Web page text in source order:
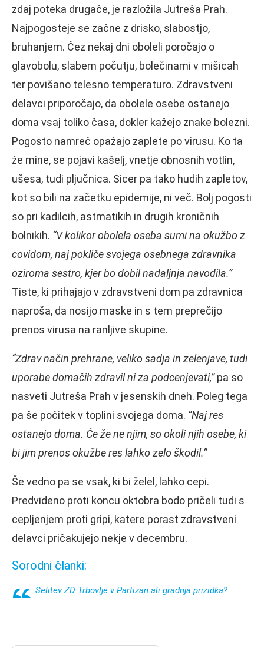
zdaj poteka drugače, je razložila Jutreša Prah.
Najpogosteje se začne z drisko, slabostjo,
bruhanjem. Čez nekaj dni oboleli poročajo o
glavobolu, slabem počutju, bolečinami v mišicah
ter povišano telesno temperaturo. Zdravstveni
delavci priporočajo, da obolele osebe ostanejo
doma vsaj toliko časa, dokler kažejo znake bolezni.
Pogosto namreč opažajo zaplete po virusu. Ko ta
že mine, se pojavi kašelj, vnetje obnosnih votlin,
ušesa, tudi pljučnica. Sicer pa tako hudih zapletov,
kot so bili na začetku epidemije, ni več. Bolj pogosti
so pri kadilcih, astmatikih in drugih kroničnih
bolnikih. “V kolikor obolela oseba sumi na okužbo z
covidom, naj pokliče svojega osebnega zdravnika
oziroma sestro, kjer bo dobil nadaljnja navodila.”
Tiste, ki prihajajo v zdravstveni dom pa zdravnica
naproša, da nosijo maske in s tem preprečijo
prenos virusa na ranljive skupine.
“Zdrav način prehrane, veliko sadja in zelenjave, tudi
uporabe domačih zdravil ni za podcenjevati,”pa so
nasveti Jutreša Prah v jesenskih dneh. Poleg tega
pa še počitek v toplini svojega doma. “Naj res
ostanejo doma. Če že ne njim, so okoli njih osebe, ki
bi jim prenos okužbe res lahko zelo škodil.”
Še vedno pa se vsak, ki bi želel, lahko cepi.
Predvideno proti koncu oktobra bodo pričeli tudi s
cepljenjem proti gripi, katere porast zdravstveni
delavci pričakujejo nekje v decembru.
Sorodni članki:
Selitev ZD Trbovlje v Partizan ali gradnja prizidka?